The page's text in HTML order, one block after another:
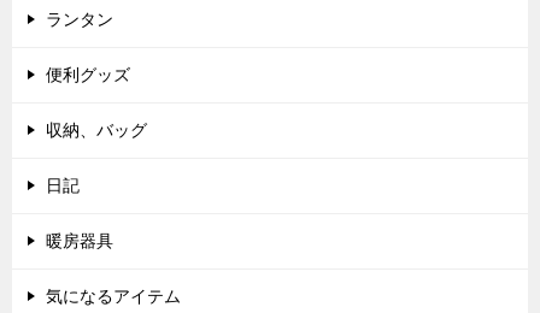
ランタン
便利グッズ
収納、バッグ
日記
暖房器具
気になるアイテム